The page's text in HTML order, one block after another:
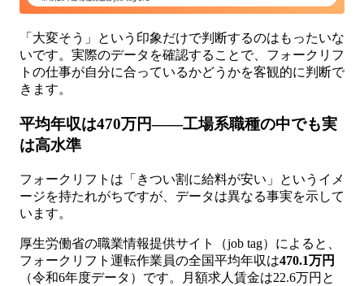
「大変そう」という印象だけで判断するのはもったいな
いです。実際のデータを確認することで、フォークリフ
トの仕事が自分に合っているかどうかを客観的に判断で
きます。
平均年収は470万円——工場系職種の中でも実
は高水準
フォークリフトは「きつい割に給料が安い」というイメ
ージを持たれがちですが、データは異なる事実を示して
います。
厚生労働省の職業情報提供サイト（job tag）によると、
フォークリフト運転作業員の全国平均年収は470.1万円
（令和6年度データ）です。月額求人賃金は22.6万円と